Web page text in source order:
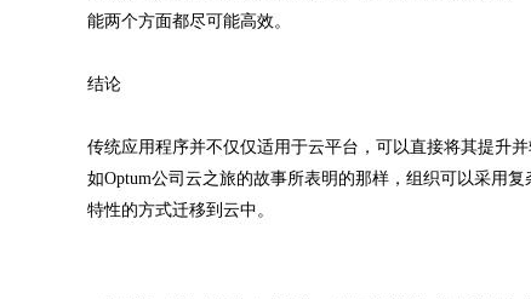
能两个方面都尽可能高效。
结论
传统应用程序并不仅仅适用于云平台，可以直接将其提升
如Optum公司云之旅的故事所表明的那样，组织可以采用
特性的方式迁移到云中。